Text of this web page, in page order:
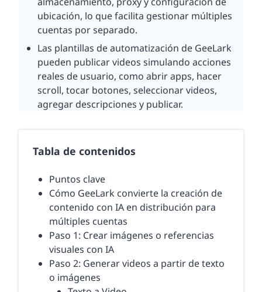
ubicación, lo que facilita gestionar múltiples
cuentas por separado.
Las plantillas de automatización de GeeLark
pueden publicar videos simulando acciones
reales de usuario, como abrir apps, hacer
scroll, tocar botones, seleccionar videos,
agregar descripciones y publicar.
Tabla de contenidos
Puntos clave
Cómo GeeLark convierte la creación de
contenido con IA en distribución para
múltiples cuentas
Paso 1: Crear imágenes o referencias
visuales con IA
Paso 2: Generar videos a partir de texto
o imágenes